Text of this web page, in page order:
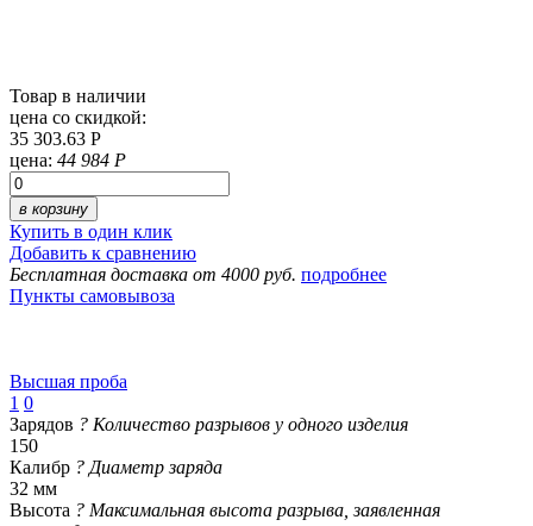
Товар в наличии
цена со скидкой:
35 303.63 Р
цена: 44 984 Р
в корзину
Купить в один клик
Добавить к сравнению
Бесплатная доставка от 4000 руб. подробнее
Пункты самовывоза
Высшая проба
1 0
Зарядов ? Количество разрывов у одного изделия
150
Калибр ? Диаметр заряда
32 мм
Высота ? Максимальная высота разрыва, заявленная